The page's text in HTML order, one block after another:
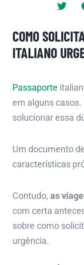
COMO
ITALIANO
Passaporte
em alguns
solucionar essa
Um documento
características
Contudo, as
com certa
sobre como
urgência.